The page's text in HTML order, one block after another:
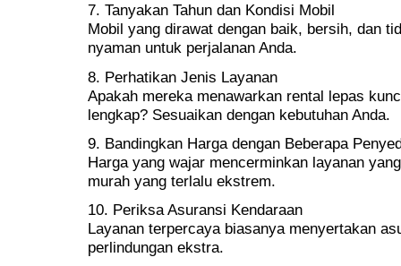
7. Tanyakan Tahun dan Kondisi Mobil
Mobil yang dirawat dengan baik, bersih, dan
nyaman untuk perjalanan Anda.
8. Perhatikan Jenis Layanan
Apakah mereka menawarkan rental lepas
lengkap? Sesuaikan dengan kebutuhan Anda.
9. Bandingkan Harga dengan Beberapa
Harga yang wajar mencerminkan layanan
murah yang terlalu ekstrem.
10. Periksa Asuransi Kendaraan
Layanan terpercaya biasanya menyertakan
perlindungan ekstra.